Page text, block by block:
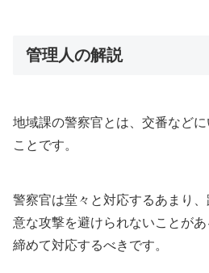
管理人の解説
地域課の警察官とは、交番など
ことです。
警察官は堂々と対応するあまり
意な攻撃を避けられないことが
締めて対応するべきです。